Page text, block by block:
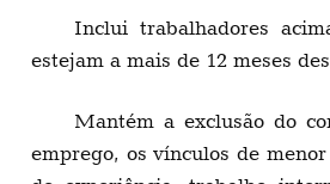
Inclui trabalhadores
estejam a mais de 12 meses
Mantém a exclusão do
emprego, os vínculos de